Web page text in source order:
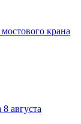
крана
августа